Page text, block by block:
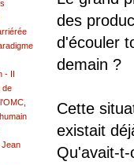
des
d'écouler
demain ?
Cette
existait
Qu'avait-
- II
de
Jean